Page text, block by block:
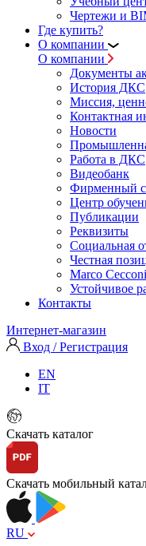
Чертежи и
Где купить?
О компании
О компании
Документы
История ДКС
Миссия,
Контактная
Новости
Работа в ДКС
Видеобанк
Фирменный
Центр
Публикации
Реквизиты
Социальная
Честная
Marco Cecconi
Устойчивое
Контакты
Интернет-магазин
Вход / Регистрация
EN
IT
Скачать каталог
Скачать мобильный
RU